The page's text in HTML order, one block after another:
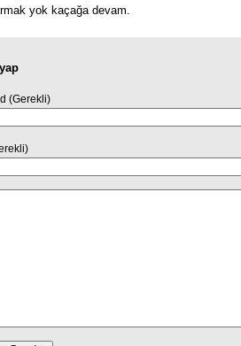
yok kaçağa devam.
(Gerekli)